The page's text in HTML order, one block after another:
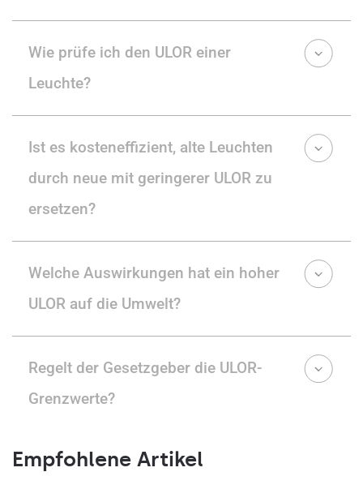
Wie prüfe ich den ULOR einer
Leuchte?
Ist es kosteneffizient, alte Leuchten
durch neue mit geringerer ULOR zu
ersetzen?
Welche Auswirkungen hat ein hoher
ULOR auf die Umwelt?
Regelt der Gesetzgeber die ULOR-
Grenzwerte?
Empfohlene Artikel